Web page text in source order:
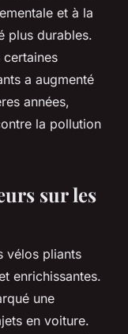
et à la
plus durables.
certaines
a augmenté
années,
la pollution
sur les
vélos pliants
enrichissantes.
une
en voiture.